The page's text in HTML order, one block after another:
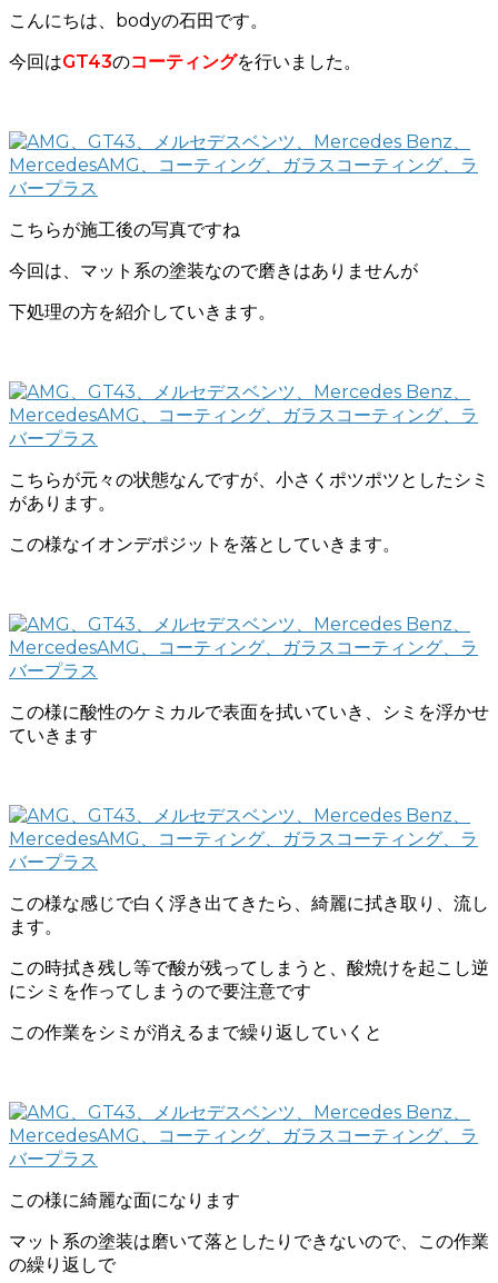
こんにちは、bodyの石田です。
今回はGT43のコーティングを行いました。
こちらが施工後の写真ですね
今回は、マット系の塗装なので磨きはありませんが
下処理の方を紹介していきます。
こちらが元々の状態なんですが、小さくポツポツとしたシミ
があります。
この様なイオンデポジットを落としていきます。
この様に酸性のケミカルで表面を拭いていき、シミを浮かせ
ていきます
この様な感じで白く浮き出てきたら、綺麗に拭き取り、流し
ます。
この時拭き残し等で酸が残ってしまうと、酸焼けを起こし逆
にシミを作ってしまうので要注意です
この作業をシミが消えるまで繰り返していくと
この様に綺麗な面になります
マット系の塗装は磨いて落としたりできないので、この作業
の繰り返しで